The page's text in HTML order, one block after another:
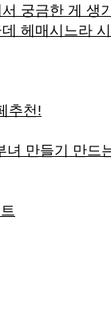
궁금한 게 생
헤매시느라
추천!
녀 만들기 만드